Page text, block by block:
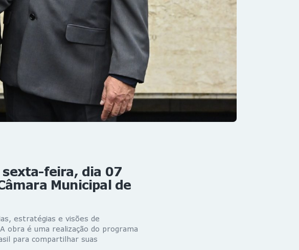
feira, dia 07
Municipal de
estratégias e visões de
obra é uma realização do programa
para compartilhar suas